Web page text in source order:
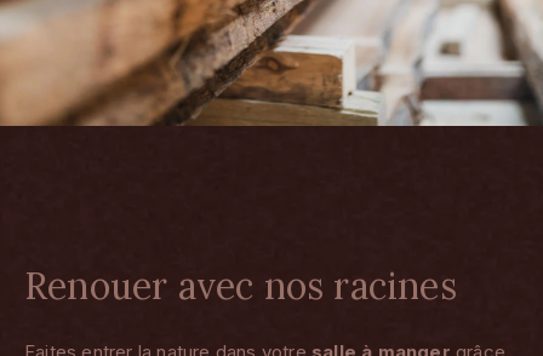
Renouer avec nos racines
Faites entrer la nature dans votre salle à manger grâce